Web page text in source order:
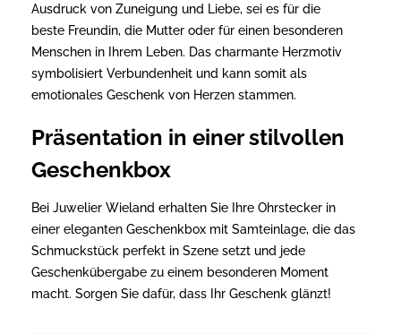
Ausdruck von Zuneigung und Liebe, sei es für die
beste Freundin, die Mutter oder für einen besonderen
Menschen in Ihrem Leben. Das charmante Herzmotiv
symbolisiert Verbundenheit und kann somit als
emotionales Geschenk von Herzen stammen.
Präsentation in einer stilvollen
Geschenkbox
Bei Juwelier Wieland erhalten Sie Ihre Ohrstecker in
einer eleganten Geschenkbox mit Samteinlage, die das
Schmuckstück perfekt in Szene setzt und jede
Geschenkübergabe zu einem besonderen Moment
macht. Sorgen Sie dafür, dass Ihr Geschenk glänzt!